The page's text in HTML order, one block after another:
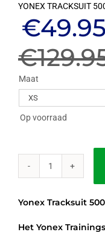
YONEX TRACKSUIT
€
€49.95
is:
Maat
Op voorraad
YONEX
TRACKSUIT
50058EX
60058EX
Yonex Tracksuit
Het Yonex